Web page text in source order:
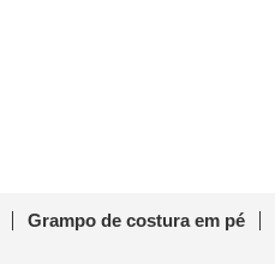
Grampo de costura em pé